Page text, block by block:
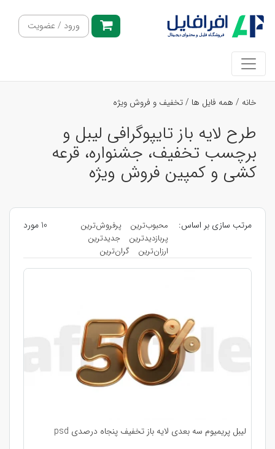
ورود / عضویت
خانه / همه فایل ها /تخفیف و فروش ویژه
طرح لایه باز تایپوگرافی لیبل و
برچسب تخفیف، جشنواره، قرعه
کشی و کمپین فروش ویژه
مرتب سازی بر اساس: محبوب‌ترین
پرفروش‌ترین
پربازدیدترین
جدیدترین
ارزان‌ترین
گران‌ترین
10 مورد
لیبل پریمیوم سه بعدی لایه باز تخفیف پنجاه درصدی psd